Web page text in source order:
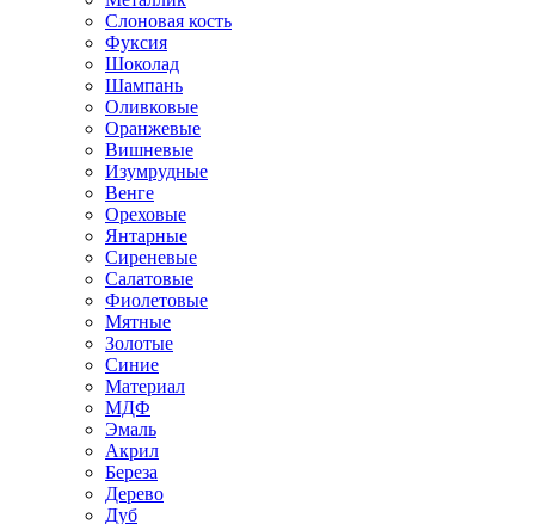
Слоновая кость
Фуксия
Шоколад
Шампань
Оливковые
Оранжевые
Вишневые
Изумрудные
Венге
Ореховые
Янтарные
Сиреневые
Салатовые
Фиолетовые
Мятные
Золотые
Синие
Материал
МДФ
Эмаль
Акрил
Береза
Дерево
Дуб